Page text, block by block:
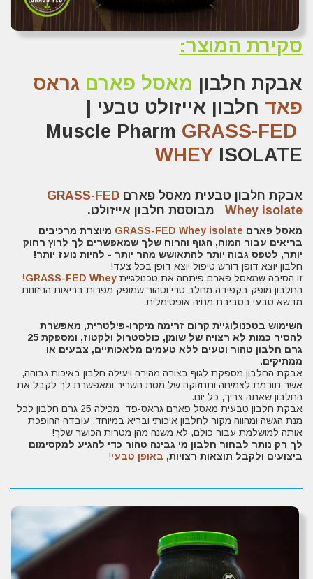
סקירת המוצר:
אבקת חלבון מאסל פארם גראס
פאד חלבון אייזולט טבעי |
GRASS-FED
WHEY ISOLATE
אבקת חלבון טבעית מאסל פארם GRASS-FED
Whey isolate מבוססת חלבון אייזולט.
מאסל פארם GRASS-FED Whey isolate מיוצרת מרכיבים
בריאים עבור המוח, הגוף והרוח שלך שמאפשרים לך לרוץ רחוק
יותר, לטפס גבוה יותר להתאושש מהר יותר - להיות נועז יותר!
חלבון יוצא דופן דורש טיפול יוצא דופן בכל צעד!
זו הסיבה שמאסל פארם פיתחה את טכנולגיית GRASS-FED Whey!
החלבון מופק בקפידה מחלב טרי וטהור שמופק מפרות בריאות הניזונות
מדשא טבעי בסביבת מחיה אופטימלית.
השימוש בטכנולוגיית קרום זרימה מיקרו-פילטרית, מאפשרת
להסיר כמות לא רצויה של שומן, כולסטרול ולקטוז, ומספקת 25
גרם חלבון טהור וטעים ללא טעמים מלאכותיים, צבעים או
ממתיקים.
אבקת החלבון מספקת לגוף בצורה מהירה ויעילה חלבון באיכות גבוהה,
אשר תורמת לצמיחה ותחזוקה של מסת השריר ומאפשרת לך לקבל את
החלבון שאתה צריך, כל יום.
אבקת חלבון טבעית מאסל פארם גראס-פד מכילה 25 גרם חלבון לכל
מנת הגשה ומהווה מקור לחלבון איכותי ובריא במיוחד, עובדה ההופכת
אותה למושלמת עבור כולם, לא משנה מהן מטרות הכושר שלך!
לך רק נותר לבחור חלבון מי גבינה טהור כדי להגיע למקסימום
ביצועים ולקבל תוצאות רצויות, באופן טבעי!